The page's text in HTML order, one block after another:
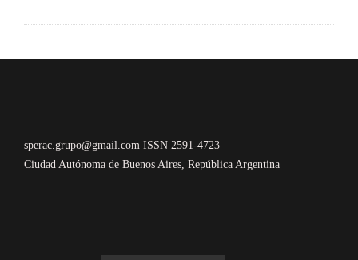
sperac.grupo@gmail.com ISSN 2591-4723
Ciudad Autónoma de Buenos Aires, República Argentina